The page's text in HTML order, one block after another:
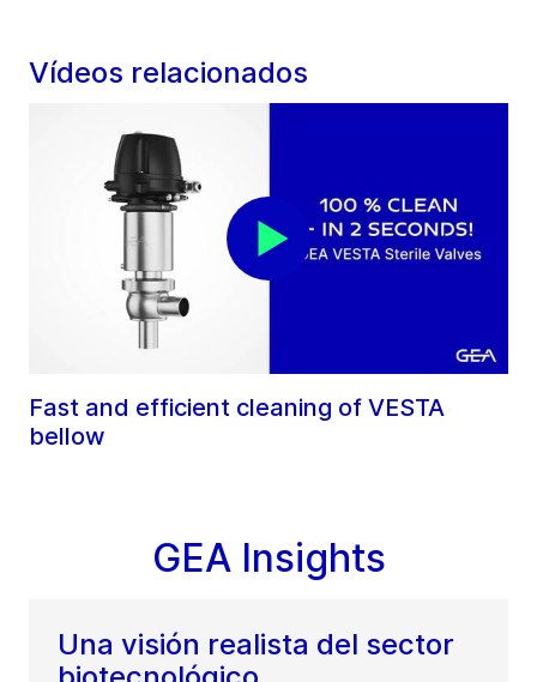
Vídeos relacionados
Fast and efficient cleaning of VESTA
bellow
GEA Insights
Una visión realista del sector